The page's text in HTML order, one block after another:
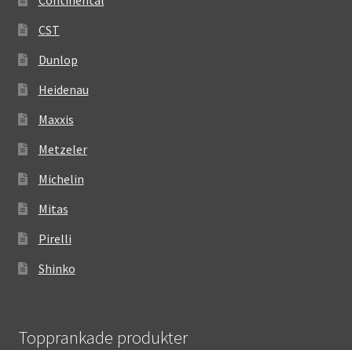
CST
Dunlop
Heidenau
Maxxis
Metzeler
Michelin
Mitas
Pirelli
Shinko
Topprankade produkter